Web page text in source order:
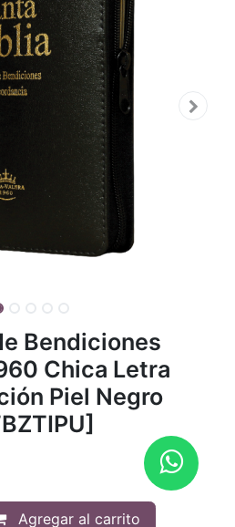
Bendiciones
Chica Letra
Piel Negro
Agregar al carrito